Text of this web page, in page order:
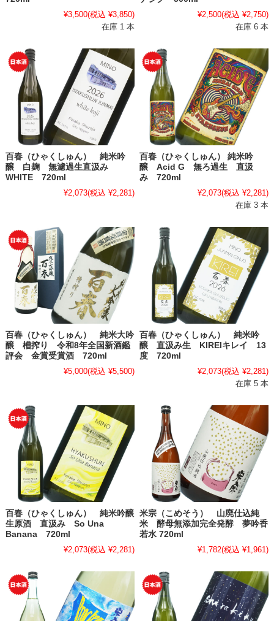
¥3,500(税込 ¥3,850)
在庫 1 本
¥2,500(税込 ¥2,750)
在庫 6 本
百春（ひゃくしゅん） 純米吟
醸 白麹 無濾過生直汲み
WHITE 720ml
¥2,073(税込 ¥2,281)
百春（ひゃくしゅん） 純米吟
醸 Acid G 無ろ過生 直汲
み 720ml
¥2,073(税込 ¥2,281)
在庫 3 本
百春（ひゃくしゅん） 純米大吟
醸 槽搾り 令和8年全国新酒鑑
評会 金賞受賞酒 720ml
¥5,000(税込 ¥5,500)
百春（ひゃくしゅん） 純米吟
醸 直汲み生 KIREIキレイ 13
度 720ml
¥2,073(税込 ¥2,281)
在庫 5 本
百春（ひゃくしゅん） 純米吟醸
生原酒 直汲み So Una
Banana 720ml
¥2,073(税込 ¥2,281)
米宗（こめそう） 山廃仕込純
米 酵母無添加完全発酵 夢吟香
若水 720ml
¥1,782(税込 ¥1,961)